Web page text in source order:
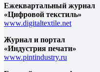
Ежеквартальный журнал
«Цифровой текстиль»
www.digitaltextile.net
Журнал и портал
«Индустрия печати»
www.pintindustry.ru